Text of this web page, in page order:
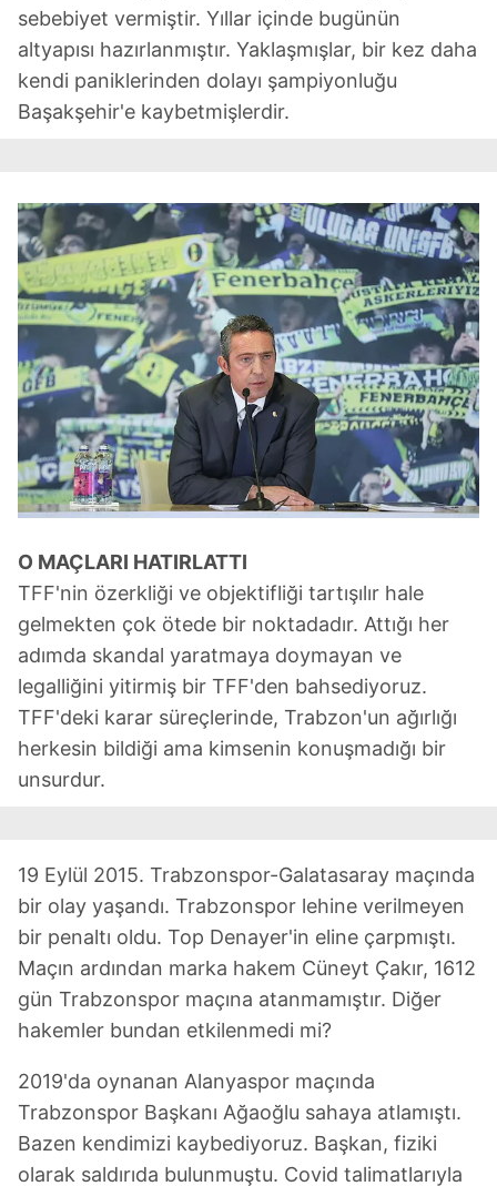
sebebiyet vermiştir. Yıllar içinde bugünün
altyapısı hazırlanmıştır. Yaklaşmışlar, bir kez daha
kendi paniklerinden dolayı şampiyonluğu
Başakşehir'e kaybetmişlerdir.
O MAÇLARI HATIRLATTI
TFF'nin özerkliği ve objektifliği tartışılır hale
gelmekten çok ötede bir noktadadır. Attığı her
adımda skandal yaratmaya doymayan ve
legalliğini yitirmiş bir TFF'den bahsediyoruz.
TFF'deki karar süreçlerinde, Trabzon'un ağırlığı
herkesin bildiği ama kimsenin konuşmadığı bir
unsurdur.
19 Eylül 2015. Trabzonspor-Galatasaray maçında
bir olay yaşandı. Trabzonspor lehine verilmeyen
bir penaltı oldu. Top Denayer'in eline çarpmıştı.
Maçın ardından marka hakem Cüneyt Çakır, 1612
gün Trabzonspor maçına atanmamıştır. Diğer
hakemler bundan etkilenmedi mi?
2019'da oynanan Alanyaspor maçında
Trabzonspor Başkanı Ağaoğlu sahaya atlamıştı.
Bazen kendimizi kaybediyoruz. Başkan, fiziki
olarak saldırıda bulunmuştu. Covid talimatlarıyla